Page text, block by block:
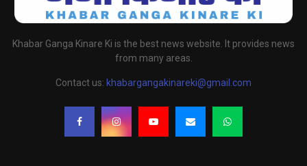
Khabar Ganga Kinare Ki is the best news website. It provides news
from many areas.
Contact us: khabargangakinareki@gmail.com